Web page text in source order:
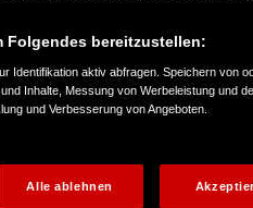
Der neue Honda HR-V e:HEV mit
umfassenden Neubewertung von
ermittelt, auf welcher Grundlage
ausgewählt werden. Auf dieser Basis
Folgendes bereitzustellen:
Identifikation aktiv abfragen. Speichern von
Inhalte, Messung von Werbeleistung und
und Verbesserung von Angeboten.
Alle ablehnen